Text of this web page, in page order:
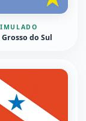
do Sul